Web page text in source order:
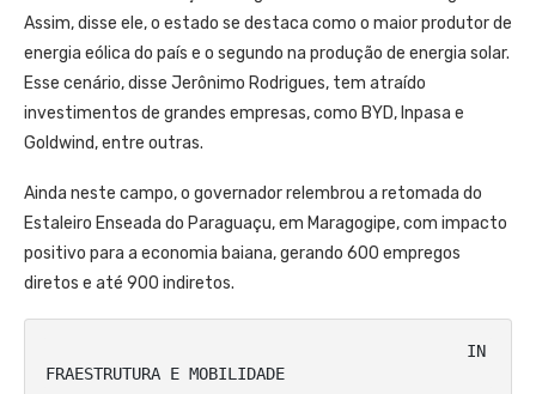
Assim, disse ele, o estado se destaca como o maior produtor de
energia eólica do país e o segundo na produção de energia solar.
Esse cenário, disse Jerônimo Rodrigues, tem atraído
investimentos de grandes empresas, como BYD, Inpasa e
Goldwind, entre outras.
Ainda neste campo, o governador relembrou a retomada do
Estaleiro Enseada do Paraguaçu, em Maragogipe, com impacto
positivo para a economia baiana, gerando 600 empregos
diretos e até 900 indiretos.
FRAESTRUTURA E MOBILIDADE